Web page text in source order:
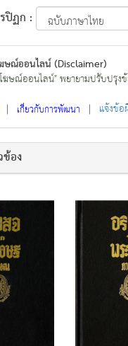
ปิฏก :
ษณ์ออนไลน์ (Disclaimer)
ฆษณ์ออนไลน์" พยายามปรับปรุ
| เกี่ยวกับการพัฒนา | แจ้งข้
อง